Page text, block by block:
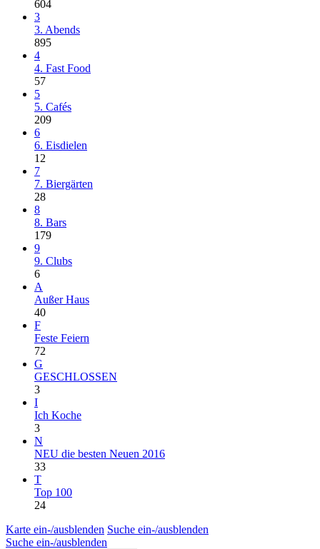
604
3
3. Abends
895
4
4. Fast Food
57
5
5. Cafés
209
6
6. Eisdielen
12
7
7. Biergärten
28
8
8. Bars
179
9
9. Clubs
6
A
Außer Haus
40
F
Feste Feiern
72
G
GESCHLOSSEN
3
I
Ich Koche
3
N
NEU die besten Neuen 2016
33
T
Top 100
24
Karte ein-/ausblenden Suche ein-/ausblenden
Suche ein-/ausblenden